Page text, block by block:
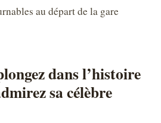
au départ de la gare
dans l’histoire
sa célèbre